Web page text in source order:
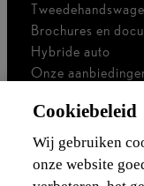
Brochures en
Hybride auto
Onze
Bedrijfswagen
Ik ben zelfstandig
Voor
Cookiebeleid
Wij gebruiken
onze website